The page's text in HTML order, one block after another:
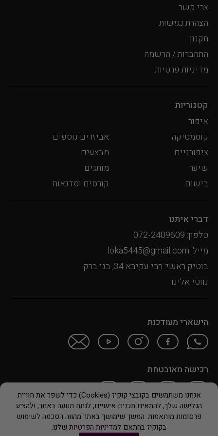
צרי קשר
הצהרת נגישות
תקנון
התחברות / הרשמה
מדיניות פרטיות
קטגוריות
איפור
קוסמטיקה
ציפורניים
שיער
בישום
אביזרים נוספים
מבצעים
מותגים
קורסים וסדנאות
דברי איתנו
טלפון: 072-2409609
מייל: loka5445@gmail.com
בוטיק ראשי: רבי עקיבא 34, בני ברק
נווטי אלינו
הישארי מעודכנת
רכישה מאובטחת
© 2024 LOKA
אנחנו משתמשים בקובצי קוקיז (Cookies) כדי לשפר את חוויית
הגלישה שלך, להתאים תכנים אישיים, לנתח תנועה באתר, ולהציע
פרסומות מותאמות. המשך שימושך באתר מהווה הסכמה לשימוש
בקוקיז בהתאם למדיניות הפרטיות שלנו.